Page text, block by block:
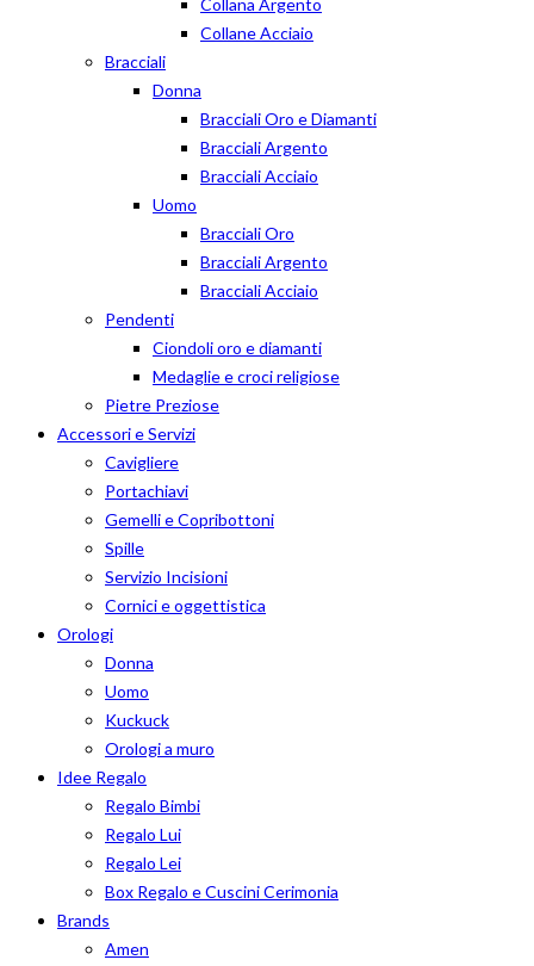
Collana Argento
Collane Acciaio
Bracciali
Donna
Bracciali Oro e Diamanti
Bracciali Argento
Bracciali Acciaio
Uomo
Bracciali Oro
Bracciali Argento
Bracciali Acciaio
Pendenti
Ciondoli oro e diamanti
Medaglie e croci religiose
Pietre Preziose
Accessori e Servizi
Cavigliere
Portachiavi
Gemelli e Copribottoni
Spille
Servizio Incisioni
Cornici e oggettistica
Orologi
Donna
Uomo
Kuckuck
Orologi a muro
Idee Regalo
Regalo Bimbi
Regalo Lui
Regalo Lei
Box Regalo e Cuscini Cerimonia
Brands
Amen